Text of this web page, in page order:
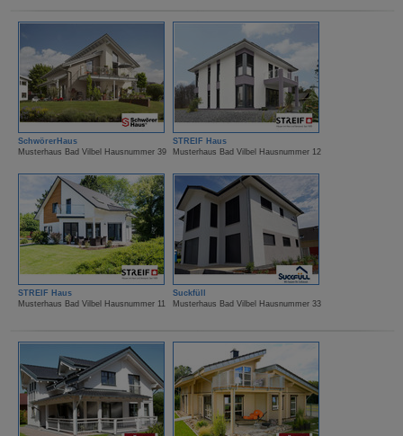
SchwörerHaus
Musterhaus Bad Vilbel Hausnummer 39
STREIF Haus
Musterhaus Bad Vilbel Hausnummer 12
STREIF Haus
Musterhaus Bad Vilbel Hausnummer 11
Suckfüll
Musterhaus Bad Vilbel Hausnummer 33